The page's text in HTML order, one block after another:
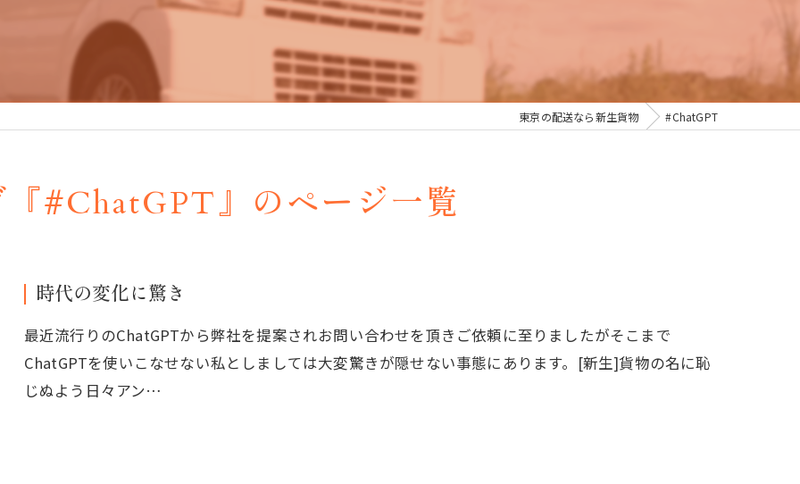
個人
東京の配送なら新生貨物 #ChatGPT
『#ChatGPT』のページ一覧
時代の変化に驚き
最近流行りのChatGPTから弊社を提案されお問い合わせを頂きご依頼に至りましたがそこまで
ChatGPTを使いこなせない私としましては大変驚きが隠せない事態にあります。[新生]貨物の名に恥
じぬよう日々アン…